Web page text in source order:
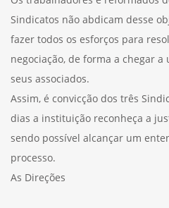
Sindicatos não abdicam desse
fazer todos os esforços para
negociação, de forma a chegar
seus associados.
Assim, é convicção dos três
dias a instituição reconheça a
sendo possível alcançar um
processo.
As Direções